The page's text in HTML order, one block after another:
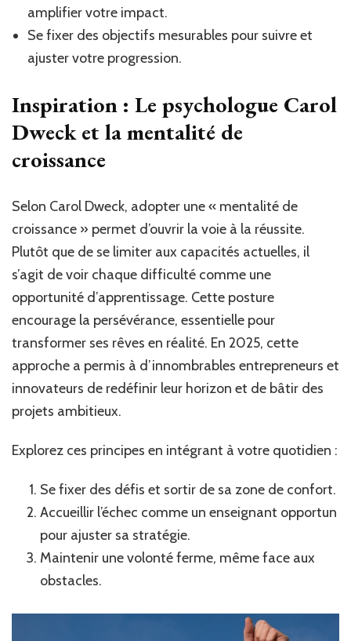
amplifier votre impact.
Se fixer des objectifs mesurables pour suivre et
ajuster votre progression.
Inspiration : Le psychologue Carol
Dweck et la mentalité de
croissance
Selon Carol Dweck, adopter une « mentalité de
croissance » permet d’ouvrir la voie à la réussite.
Plutôt que de se limiter aux capacités actuelles, il
s’agit de voir chaque difficulté comme une
opportunité d’apprentissage. Cette posture
encourage la persévérance, essentielle pour
transformer ses rêves en réalité. En 2025, cette
approche a permis à d’innombrables entrepreneurs et
innovateurs de redéfinir leur horizon et de bâtir des
projets ambitieux.
Explorez ces principes en intégrant à votre quotidien :
Se fixer des défis et sortir de sa zone de confort.
Accueillir l’échec comme un enseignant opportun
pour ajuster sa stratégie.
Maintenir une volonté ferme, même face aux
obstacles.